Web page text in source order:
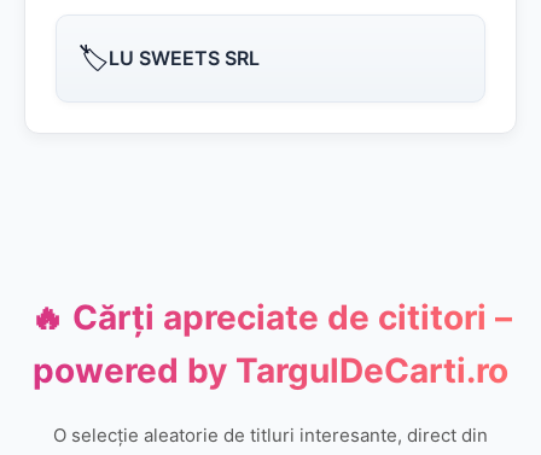
🏷️LU SWEETS SRL
🔥 Cărți apreciate de cititori –
powered by TargulDeCarti.ro
O selecție aleatorie de titluri interesante, direct din